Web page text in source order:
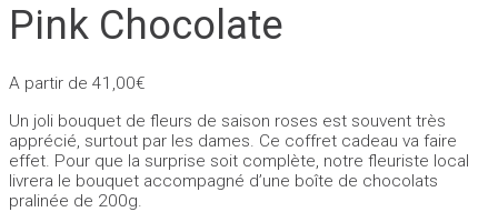
Pink Chocolate
A partir de 41,00€
Un joli bouquet de fleurs de saison roses est souvent très
apprécié, surtout par les dames. Ce coffret cadeau va faire
effet. Pour que la surprise soit complète, notre fleuriste local
livrera le bouquet accompagné d’une boîte de chocolats
pralinée de 200g.